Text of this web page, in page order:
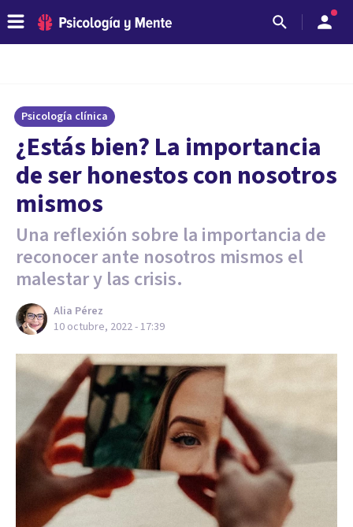
Psicología clínica
¿Estás bien? La importancia
de ser honestos con nosotros
mismos
Una reflexión sobre la importancia de
reconocer ante nosotros mismos el
malestar y las crisis.
Alia Pérez
10 octubre, 2022 - 17:39